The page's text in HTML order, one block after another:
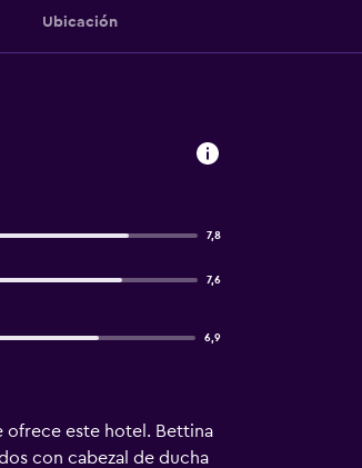
Ubicación
7,8
7,6
6,9
ofrece este hotel. Bettina
con cabezal de ducha